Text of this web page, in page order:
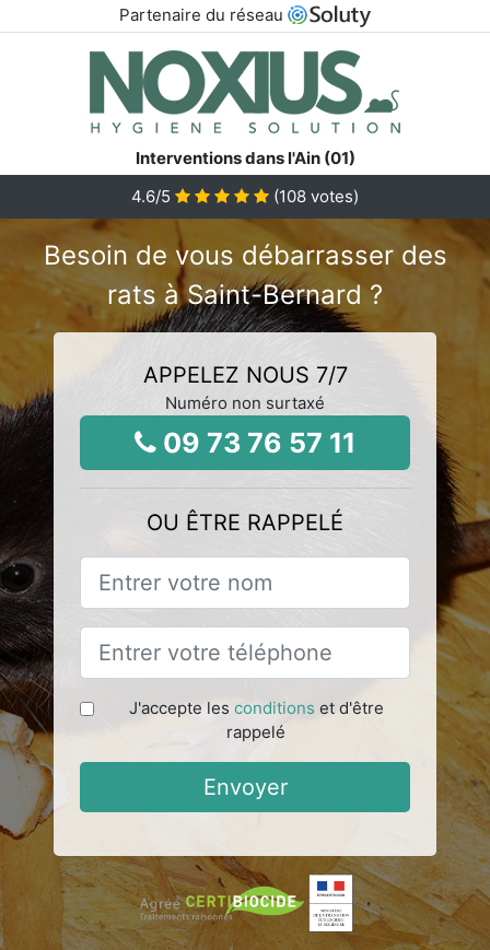
Partenaire du réseau
Interventions dans l'Ain (01)
4.6/5 (108 votes)
Besoin de vous débarrasser des
rats à Saint-Bernard ?
APPELEZ NOUS 7/7
Numéro non surtaxé
09 73 76 57 11
OU ÊTRE RAPPELÉ
J'accepte les conditions et d'être
rappelé
Envoyer